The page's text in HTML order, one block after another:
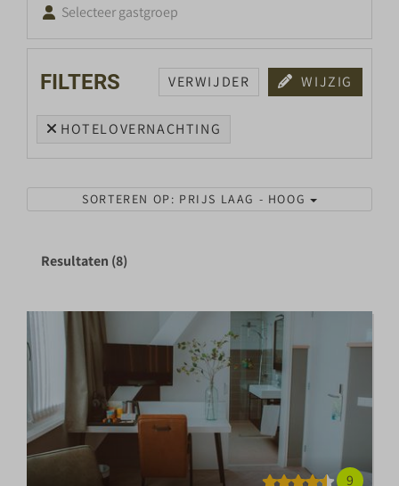
Selecteer gastgroep
FILTERS VERWIJDER WIJZIG
HOTELOVERNACHTING
SORTEREN OP: PRIJS LAAG - HOOG
Resultaten (8)
9